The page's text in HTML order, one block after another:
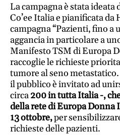
La campagna è stata ideata
Co’ee Italia e pianificata
campagna “Pazienti, fino a
aggancia in particolare a
Manifesto TSM di Europa
raccoglie le richieste
tumore al seno
il pubblico è invitato ad
circa200 in tutta Italia -,
della rete di Europa
13 ottobre,per
richieste delle pazienti.